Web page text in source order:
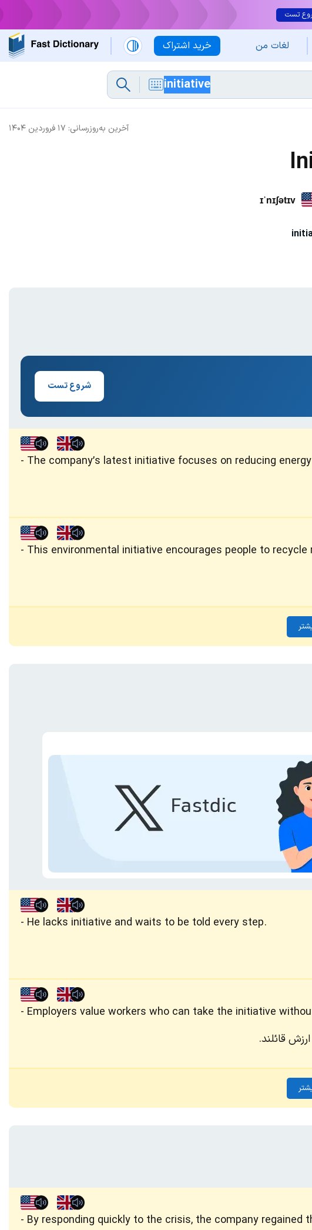
تست
خرید اشتراک لغات من
آخرین به‌روزرسانی: ۱۷ فروردین ۱۴۰۴
ɪˈnɪʃətɪv
شروع تست
The company’s latest initiative focuses on reducing
This environmental initiative encourages people to recycle
He lacks initiative and waits to be told every step.
Employers value workers who can take the initiative
قائلند.
By responding quickly to the crisis, the company regained